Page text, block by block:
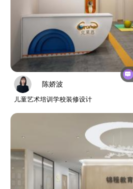
陈娇波
儿童艺术培训学校装修设计